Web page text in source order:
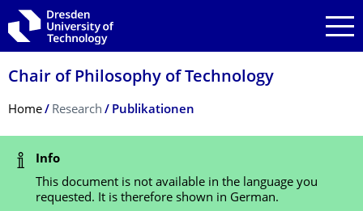
Skip to main navigation
Skip to search
Skip to content
Chair of Philosophy of Technology
Breadcrumb Menu
Home Research Publikationen
Status Message
Info
This document is not available in the language you
requested. It is therefore shown in German.